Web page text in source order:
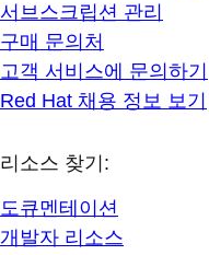
서브스크립션 관리
구매 문의처
고객 서비스에 문의하기
Red Hat 채용 정보 보기
리소스 찾기:
도큐멘테이션
개발자 리소스